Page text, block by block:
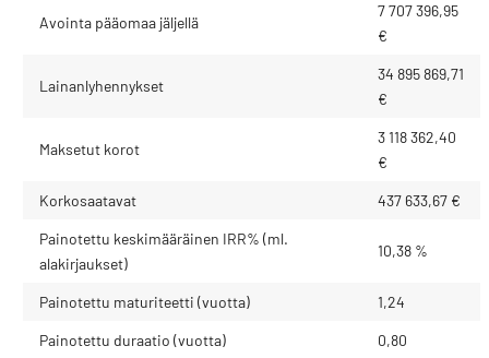
Avointa pääomaa jäljellä
7 707 396,95
€
Lainanlyhennykset
34 895 869,71
€
Maksetut korot
3 118 362,40
€
Korkosaatavat 437 633,67 €
Painotettu keskimääräinen IRR% (ml.
alakirjaukset)
10,38 %
Painotettu maturiteetti (vuotta) 1,24
Painotettu duraatio (vuotta) 0,80